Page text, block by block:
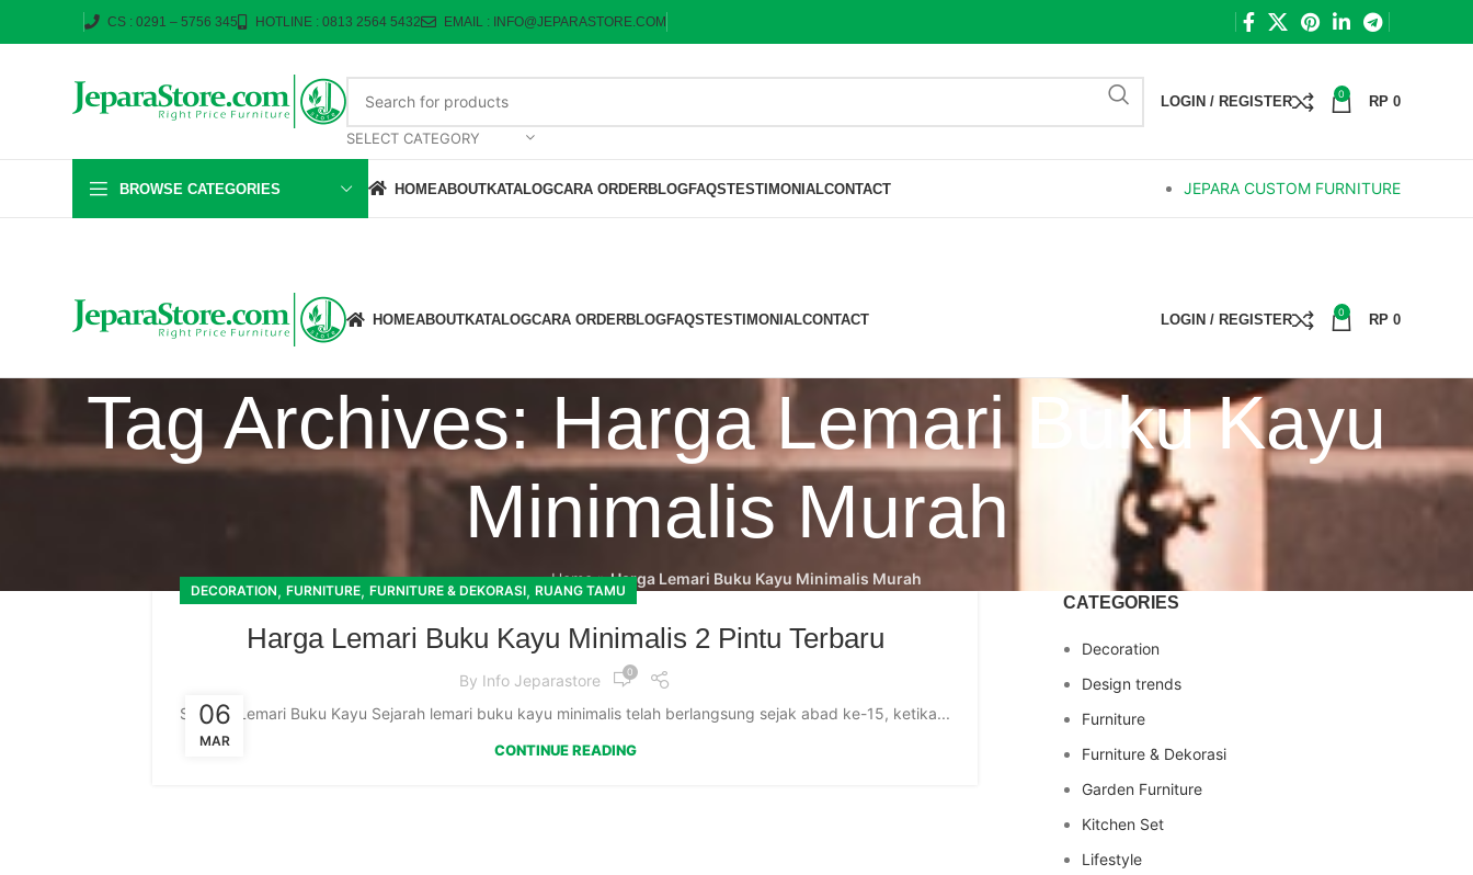
CS : 0291 – 5756 345 HOTLINE : 0813 2564 5432 EMAIL : INFO@JEPARASTORE.COM
SELECT CATEGORY
LOGIN / REGISTER 0 RP 0
BROWSE CATEGORIES HOMEABOUTKATALOGCARA ORDERBLOGFAQSTESTIMONIALCONTACT JEPARA CUSTOM FURNITURE
HOMEABOUTKATALOGCARA ORDERBLOGFAQSTESTIMONIALCONTACT LOGIN / REGISTER 0 RP 0
Tag Archives: Harga Lemari Buku Kayu
Minimalis Murah
Home»Harga Lemari Buku Kayu Minimalis Murah
06
MAR
DECORATION, FURNITURE, FURNITURE & DEKORASI, RUANG TAMU
Harga Lemari Buku Kayu Minimalis 2 Pintu Terbaru
By Info Jeparastore 0
Sejarah Lemari Buku Kayu Sejarah lemari buku kayu minimalis telah berlangsung sejak abad ke-15, ketika...
CONTINUE READING
CATEGORIES
Decoration
Design trends
Furniture
Furniture & Dekorasi
Garden Furniture
Kitchen Set
Lifestyle